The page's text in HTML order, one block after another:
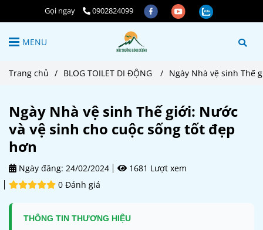
Gọi ngay 0902824099
MENU
Trang chủ / BLOG TOILET DI ĐỘNG / Ngày Nhà vệ sinh Thế
Ngày Nhà vệ sinh Thế giới: Nước
và vệ sinh cho cuộc sống tốt đẹp
hơn
Ngày đăng: 24/02/2024
1681 Lượt xem
0 Đánh giá
THÔNG TIN THƯƠNG HIỆU